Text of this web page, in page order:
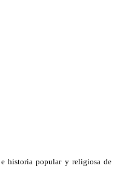
historia popular y religiosa de